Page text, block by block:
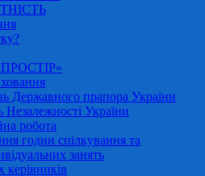
Державного прапора України
Незалежності України
робота
годин спілкування та
занять